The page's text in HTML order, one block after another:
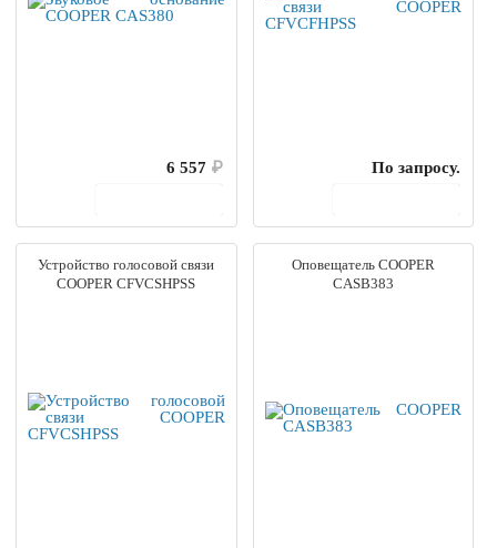
6 557 ₽
По запросу.
Устройство голосовой связи
COOPER CFVCSHPSS
Оповещатель COOPER
CASB383